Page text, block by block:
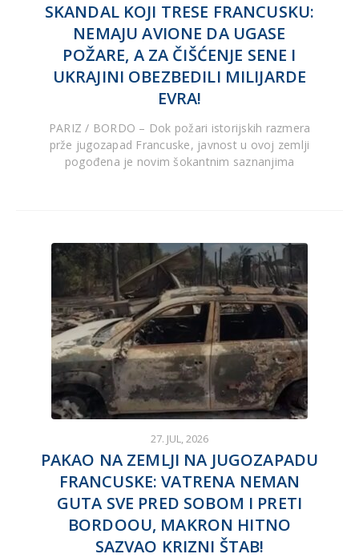
SKANDAL KOJI TRESE FRANCUSKU:
NEMAJU AVIONE DA UGASE
POŽARE, A ZA ČIŠĆENJE SENE I
UKRAJINI OBEZBEDILI MILIJARDE
EVRA!
PARIZ / BORDO – Dok požari istorijskih razmera
prže jugozapad Francuske, javnost u ovoj zemlji
pogođena je novim šokantnim saznanjima
27. JUL, 2026
PAKAO NA ZEMLJI NA JUGOZAPADU
FRANCUSKE: VATRENA NEMAN
GUTA SVE PRED SOBOM I PRETI
BORDOOU, MAKRON HITNO
SAZVAO KRIZNI ŠTAB!